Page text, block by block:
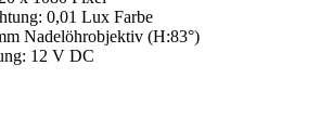
0,01 Lux Farbe
Nadelöhrobjektiv (H:83°)
12 V DC